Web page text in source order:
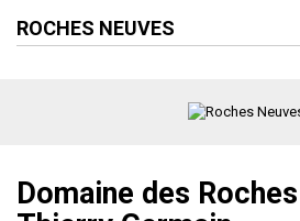
ROCHES NEUVES
Domaine des